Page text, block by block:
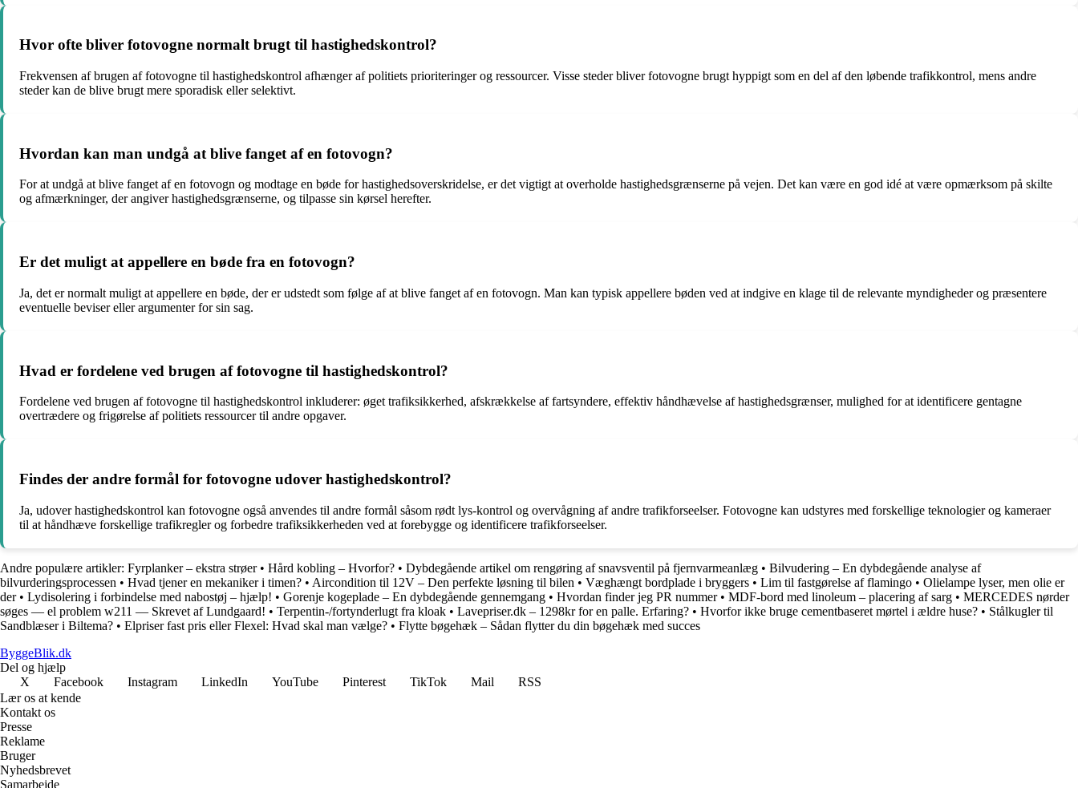
Hvor ofte bliver fotovogne normalt brugt til hastighedskontrol?
Frekvensen af brugen af fotovogne til hastighedskontrol afhænger af politiets prioriteringer og ressourcer. Visse steder bliver fotovogne brugt hyppigt som en del af den løbende trafikkontrol, mens andre
steder kan de blive brugt mere sporadisk eller selektivt.
Hvordan kan man undgå at blive fanget af en fotovogn?
For at undgå at blive fanget af en fotovogn og modtage en bøde for hastighedsoverskridelse, er det vigtigt at overholde hastighedsgrænserne på vejen. Det kan være en god idé at være opmærksom på skilte
og afmærkninger, der angiver hastighedsgrænserne, og tilpasse sin kørsel herefter.
Er det muligt at appellere en bøde fra en fotovogn?
Ja, det er normalt muligt at appellere en bøde, der er udstedt som følge af at blive fanget af en fotovogn. Man kan typisk appellere bøden ved at indgive en klage til de relevante myndigheder og præsentere
eventuelle beviser eller argumenter for sin sag.
Hvad er fordelene ved brugen af fotovogne til hastighedskontrol?
Fordelene ved brugen af fotovogne til hastighedskontrol inkluderer: øget trafiksikkerhed, afskrækkelse af fartsyndere, effektiv håndhævelse af hastighedsgrænser, mulighed for at identificere gentagne
overtrædere og frigørelse af politiets ressourcer til andre opgaver.
Findes der andre formål for fotovogne udover hastighedskontrol?
Ja, udover hastighedskontrol kan fotovogne også anvendes til andre formål såsom rødt lys-kontrol og overvågning af andre trafikforseelser. Fotovogne kan udstyres med forskellige teknologier og kameraer
til at håndhæve forskellige trafikregler og forbedre trafiksikkerheden ved at forebygge og identificere trafikforseelser.
Andre populære artikler: Fyrplanker – ekstra strøer• Hård kobling – Hvorfor? • Dybdegående artikel om rengøring af snavsventil på fjernvarmeanlæg • Bilvudering – En dybdegående analyse af
bilvurderingsprocessen • Hvad tjener en mekaniker i timen? • Aircondition til 12V – Den perfekte løsning til bilen • Væghængt bordplade i bryggers • Lim til fastgørelse af flamingo • Olielampe lyser, men olie er
der• Lydisolering i forbindelse med nabostøj – hjælp! • Gorenje kogeplade – En dybdegående gennemgang • Hvordan finder jeg PR nummer• MDF-bord med linoleum – placering af sarg • MERCEDES nørder
søges — el problem w211 — Skrevet af Lundgaard! • Terpentin-/fortynderlugt fra kloak • Lavepriser.dk – 1298kr for en palle. Erfaring? • Hvorfor ikke bruge cementbaseret mørtel i ældre huse? • Stålkugler til
Sandblæser i Biltema? • Elpriser fast pris eller Flexel: Hvad skal man vælge? • Flytte bøgehæk – Sådan flytter du din bøgehæk med succes
ByggeBlik.dk
Del og hjælp
X
Facebook Instagram LinkedIn YouTube Pinterest TikTok Mail
RSS
Lær os at kende
Kontakt os
Presse
Reklame
Bruger
Nyhedsbrevet
Samarbejde